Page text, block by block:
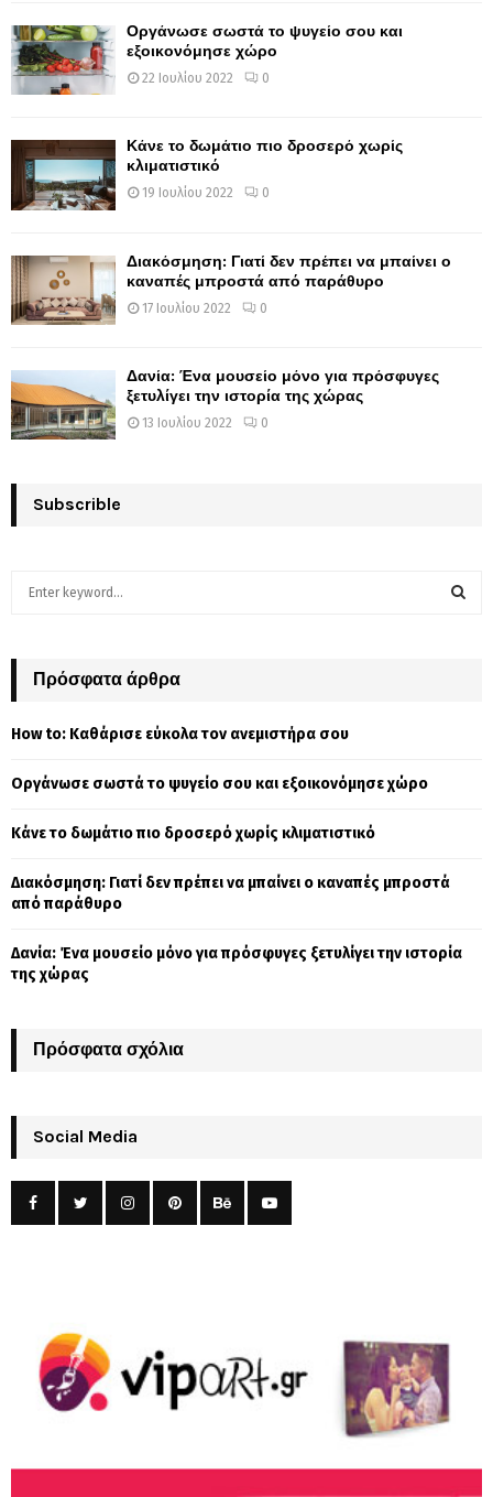
Οργάνωσε σωστά το ψυγείο σου και
εξοικονόμησε χώρο
22 Ιουλίου 2022 0
Κάνε το δωμάτιο πιο δροσερό χωρίς
κλιματιστικό
19 Ιουλίου 2022 0
Διακόσμηση: Γιατί δεν πρέπει να μπαίνει ο
καναπές μπροστά από παράθυρο
17 Ιουλίου 2022 0
Δανία: Ένα μουσείο μόνο για πρόσφυγες
ξετυλίγει την ιστορία της χώρας
13 Ιουλίου 2022 0
Subscrible
h
o
:
Πρόσφατα άρθρα
How to: Καθάρισε εύκολα τον ανεμιστήρα σου
Οργάνωσε σωστά το ψυγείο σου και εξοικονόμησε χώρο
Κάνε το δωμάτιο πιο δροσερό χωρίς κλιματιστικό
Διακόσμηση: Γιατί δεν πρέπει να μπαίνει ο καναπές μπροστά
από παράθυρο
Δανία: Ένα μουσείο μόνο για πρόσφυγες ξετυλίγει την ιστορία
της χώρας
Πρόσφατα σχόλια
Social Media